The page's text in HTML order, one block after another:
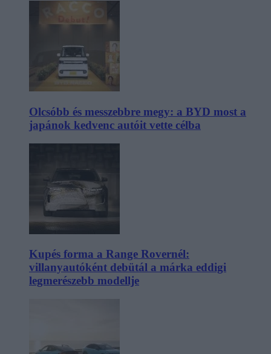
Olcsóbb és messzebbre megy: a BYD most a
japánok kedvenc autóit vette célba
Kupés forma a Range Rovernél:
villanyautóként debütál a márka eddigi
legmerészebb modellje